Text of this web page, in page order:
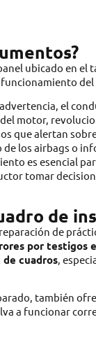
ubicado en
el
motor,
que alertan
de los airbags o
es esencial
tomar
de
de
por testigos
cuadros,
también
a funcionar